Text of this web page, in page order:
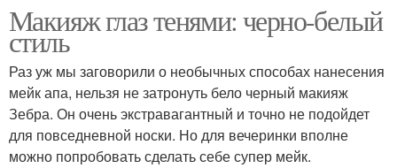
Макияж глаз тенями: черно-белый
стиль
Раз уж мы заговорили о необычных способах нанесения
мейк апа, нельзя не затронуть бело черный макияж
Зебра. Он очень экстравагантный и точно не подойдет
для повседневной носки. Но для вечеринки вполне
можно попробовать сделать себе супер мейк.